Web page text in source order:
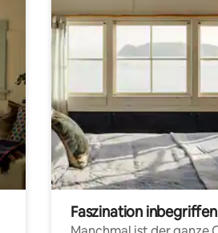
Faszination inbegriffen